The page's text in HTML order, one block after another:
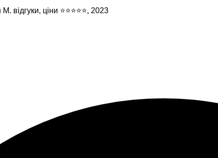
ціни ⭐⭐⭐⭐⭐, 2023